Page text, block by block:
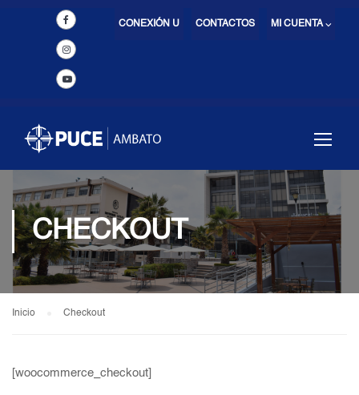
MI CUENTA ⌵
CONTACTOS
CONEXIÓN U
CHECKOUT
Inicio Checkout
[woocommerce_checkout]